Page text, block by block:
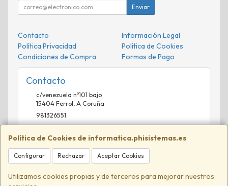
Política de Cookies de informatica.phisistemas.es
Configurar Rechazar Aceptar Cookies
Utilizamos cookies propias y de terceros para mejorar nuestros
Enviar
Contacto
Información Legal
Política Privacidad
Política de Cookies
Condiciones de Compra
Formas de Pago
Contacto
c/venezuela nº101 bajo
15404Ferrol A Coruña
981326551
comercial@phisistemas.es
Horario
09:00-13:00 16:00-20:00